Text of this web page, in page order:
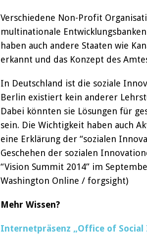
Verschiedene Non-Profit
multinationale
haben auch andere Staaten wie
erkannt und das Konzept des
In Deutschland ist die soziale
Berlin existiert kein anderer
Dabei könnten sie Lösungen für
sein. Die Wichtigkeit haben auch
eine Erklärung der “sozialen
Geschehen der sozialen
“Vision Summit 2014” im
Washington Online / forgsight)
Mehr Wissen?
Internetpräsenz „Office of